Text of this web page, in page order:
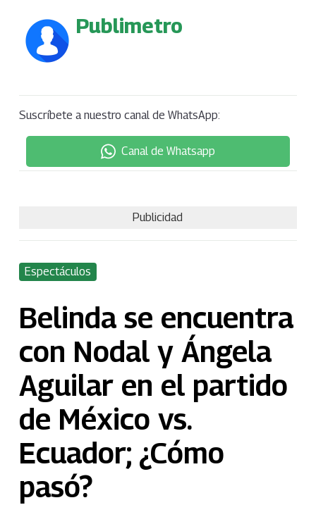
Publimetro
Suscríbete a nuestro canal de WhatsApp:
Canal de Whatsapp
Publicidad
Espectáculos
Belinda se encuentra
con Nodal y Ángela
Aguilar en el partido
de México vs.
Ecuador; ¿Cómo
pasó?